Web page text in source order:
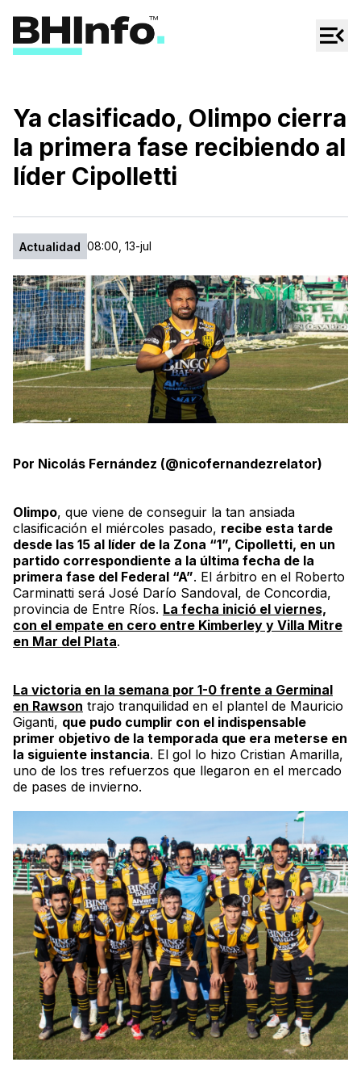
Regionales
Espectáculos
Tecno
Ya clasificado, Olimpo cierra
la primera fase recibiendo al
líder Cipolletti
Actualidad 08:00, 13-jul
Por Nicolás Fernández (@nicofernandezrelator)
Olimpo, que viene de conseguir la tan ansiada
clasificación el miércoles pasado, recibe esta tarde
desde las 15 al líder de la Zona “1”, Cipolletti, en un
partido correspondiente a la última fecha de la
primera fase del Federal “A”. El árbitro en el Roberto
Carminatti será José Darío Sandoval, de Concordia,
provincia de Entre Ríos. La fecha inició el viernes,
con el empate en cero entre Kimberley y Villa Mitre
en Mar del Plata.
La victoria en la semana por 1-0 frente a Germinal
en Rawson trajo tranquilidad en el plantel de Mauricio
Giganti, que pudo cumplir con el indispensable
primer objetivo de la temporada que era meterse en
la siguiente instancia. El gol lo hizo Cristian Amarilla,
uno de los tres refuerzos que llegaron en el mercado
de pases de invierno.